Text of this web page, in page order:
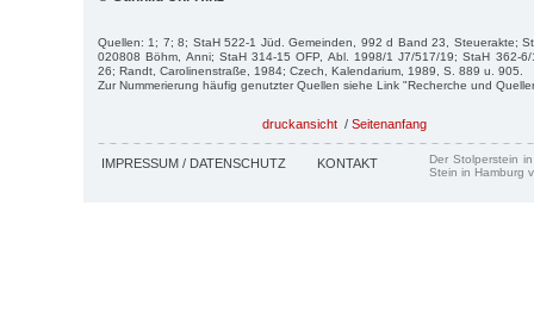
Quellen: 1; 7; 8; StaH 522-1 Jüd. Gemeinden, 992 d Band 23, Steuerakte;
020808 Böhm, Anni; StaH 314-15 OFP, Abl. 1998/1 J7/517/19; StaH 362-6/
26; Randt, Carolinenstraße, 1984; Czech, Kalendarium, 1989, S. 889 u. 905.
Zur Nummerierung häufig genutzter Quellen siehe Link "Recherche und
druckansicht / Seitenanfang
IMPRESSUM / DATENSCHUTZ KONTAKT
Der Stolperstein
Stein in Hamburg